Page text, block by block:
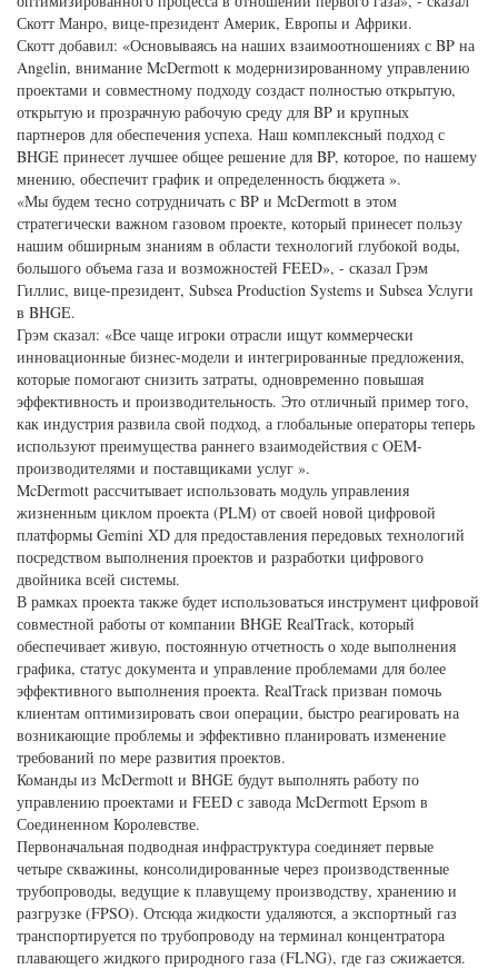
Скотт Манро, вице-президент Америк, Европы и Африки.
Скотт добавил: «Основываясь на наших взаимоотношениях с BP на
Angelin, внимание McDermott к модернизированному управлению
проектами и совместному подходу создаст полностью открытую,
открытую и прозрачную рабочую среду для BP и крупных
партнеров для обеспечения успеха. Наш комплексный подход с
BHGE принесет лучшее общее решение для BP, которое, по нашему
мнению, обеспечит график и определенность бюджета ».
«Мы будем тесно сотрудничать с BP и McDermott в этом
стратегически важном газовом проекте, который принесет пользу
нашим обширным знаниям в области технологий глубокой воды,
большого объема газа и возможностей FEED», - сказал Грэм
Гиллис, вице-президент, Subsea Production Systems и Subsea Услуги
в BHGE.
Грэм сказал: «Все чаще игроки отрасли ищут коммерчески
инновационные бизнес-модели и интегрированные предложения,
которые помогают снизить затраты, одновременно повышая
эффективность и производительность. Это отличный пример того,
как индустрия развила свой подход, а глобальные операторы теперь
используют преимущества раннего взаимодействия с OEM-
производителями и поставщиками услуг ».
McDermott рассчитывает использовать модуль управления
жизненным циклом проекта (PLM) от своей новой цифровой
платформы Gemini XD для предоставления передовых технологий
посредством выполнения проектов и разработки цифрового
двойника всей системы.
В рамках проекта также будет использоваться инструмент цифровой
совместной работы от компании BHGE RealTrack, который
обеспечивает живую, постоянную отчетность о ходе выполнения
графика, статус документа и управление проблемами для более
эффективного выполнения проекта. RealTrack призван помочь
клиентам оптимизировать свои операции, быстро реагировать на
возникающие проблемы и эффективно планировать изменение
требований по мере развития проектов.
Команды из McDermott и BHGE будут выполнять работу по
управлению проектами и FEED с завода McDermott Epsom в
Соединенном Королевстве.
Первоначальная подводная инфраструктура соединяет первые
четыре скважины, консолидированные через производственные
трубопроводы, ведущие к плавущему производству, хранению и
разгрузке (FPSO). Отсюда жидкости удаляются, а экспортный газ
транспортируется по трубопроводу на терминал концентратора
плавающего жидкого природного газа (FLNG), где газ сжижается.